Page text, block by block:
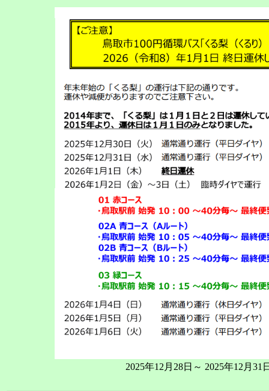
2025年12月28日～ 2025年12月31